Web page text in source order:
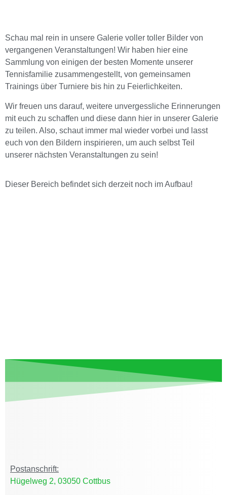
Schau mal rein in unsere Galerie voller toller Bilder von
vergangenen Veranstaltungen! Wir haben hier eine
Sammlung von einigen der besten Momente unserer
Tennisfamilie zusammengestellt, von gemeinsamen
Trainings über Turniere bis hin zu Feierlichkeiten.
Wir freuen uns darauf, weitere unvergessliche Erinnerungen
mit euch zu schaffen und diese dann hier in unserer Galerie
zu teilen. Also, schaut immer mal wieder vorbei und lasst
euch von den Bildern inspirieren, um auch selbst Teil
unserer nächsten Veranstaltungen zu sein!
Dieser Bereich befindet sich derzeit noch im Aufbau!
Postanschrift:
Hügelweg 2, 03050 Cottbus